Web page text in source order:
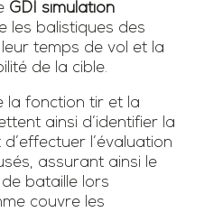
GDI simulation
les balistiques des
temps de vol et la
de la cible.
la fonction tir et la
ainsi d’identifier la
l’évaluation
assurant ainsi le
bataille lors
couvre les